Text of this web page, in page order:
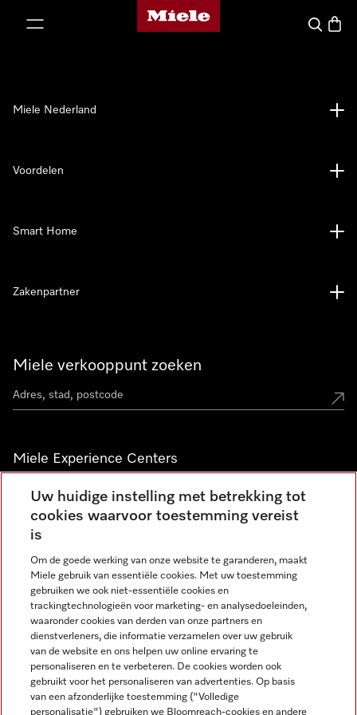
Homepage van Miele
Wat zoek
Miele verkooppunt zoeken
Miele Experience Centers
Vind jouw Miele Experience Center
Nieuwsbrief
Miele Nederland
Voordelen
Smart Home
Zakenpartner
Miele op Instagram
Miele op Facebook
Miele op Youtube
Uw huidige instelling met betrekking tot
cookies waarvoor toestemming vereist
is
Om de goede werking van onze website te garanderen, maakt
Miele gebruik van essentiële cookies. Met uw toestemming
gebruiken we ook niet-essentiële cookies en
trackingtechnologieën voor marketing- en analysedoeleinden,
waaronder cookies van derden van onze partners en
dienstverleners, die informatie verzamelen over uw gebruik
van de website en ons helpen uw online ervaring te
personaliseren en te verbeteren. De cookies worden ook
gebruikt voor het personaliseren van advertenties. Op basis
van een afzonderlijke toestemming ("Volledige
personalisatie") gebruiken we Bloomreach-cookies en andere